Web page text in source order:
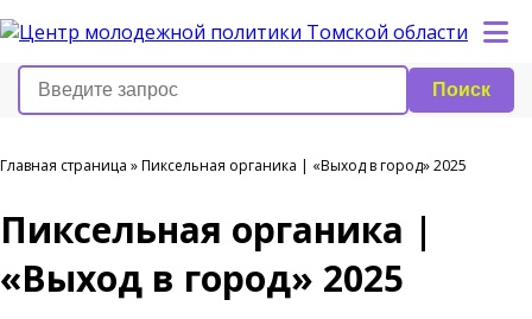
Поиск
Главная страница »Пиксельная органика | «Выход в город» 2025
Пиксельная органика |
«Выход в город» 2025